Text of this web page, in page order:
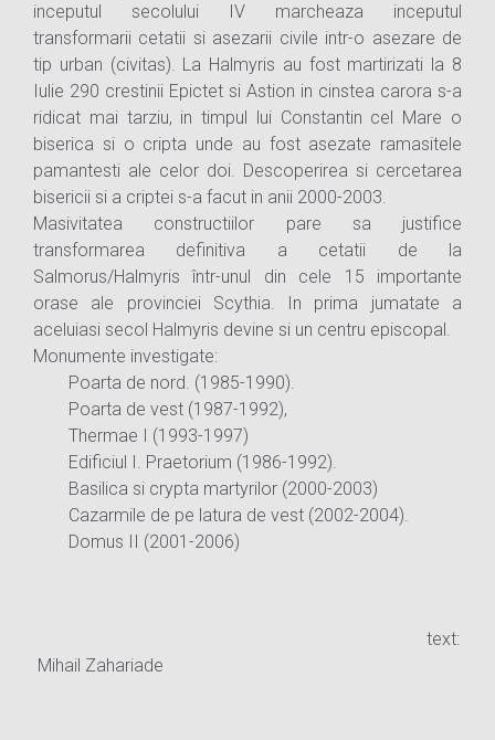
inceputul secolului IV marcheaza inceputul
transformarii cetatii si asezarii civile intr-o asezare de
tip urban (civitas). La Halmyris au fost martirizati la 8
Iulie 290 crestinii Epictet si Astion in cinstea carora s-a
ridicat mai tarziu, in timpul lui Constantin cel Mare o
biserica si o cripta unde au fost asezate ramasitele
pamantesti ale celor doi. Descoperirea si cercetarea
bisericii si a criptei s-a facut in anii 2000-2003.
Masivitatea constructiilor pare sa justifice
transformarea definitiva a cetatii de la
Salmorus/Halmyris într-unul din cele 15 importante
orase ale provinciei Scythia. In prima jumatate a
aceluiasi secol Halmyris devine si un centru episcopal.
Monumente investigate:
Poarta de nord. (1985-1990).
Poarta de vest (1987-1992),
Thermae I (1993-1997)
Edificiul I. Praetorium (1986-1992).
Basilica si crypta martyrilor (2000-2003)
Cazarmile de pe latura de vest (2002-2004).
Domus II (2001-2006)
text:
Mihail Zahariade